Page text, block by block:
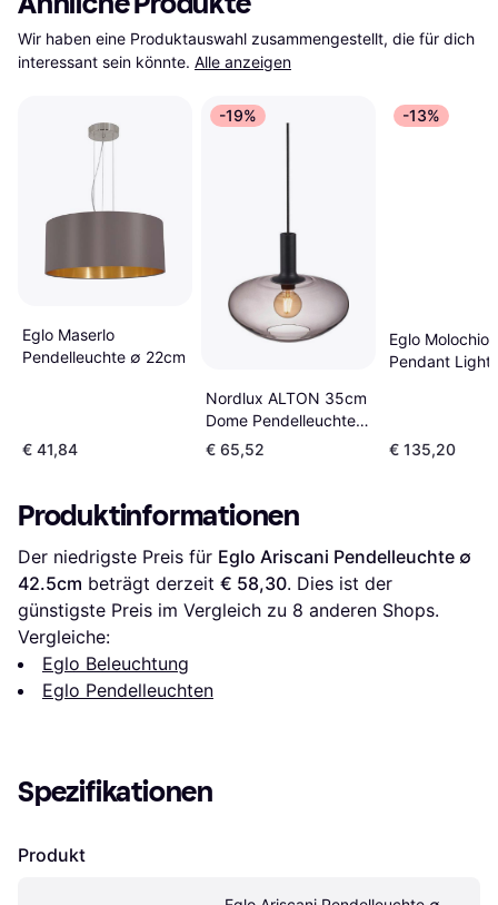
Wir haben eine Produktauswahl zusammengestellt, die für dich
interessant sein könnte. Alle anzeigen
Eglo Maserlo
Pendelleuchte ∅ 22cm
€ 41,84
-19%
Nordlux ALTON 35cm
Dome Pendelleuchte
∅ 35cm
€ 65,52
-13%
Eglo
Pendant Light
€ 135,20
Produktinformationen
Der niedrigste Preis für Eglo Ariscani Pendelleuchte ∅
42.5cm beträgt derzeit € 58,30. Dies ist der
günstigste Preis im Vergleich zu 8 anderen Shops.
Vergleiche:
Eglo Beleuchtung
Eglo Pendelleuchten
Spezifikationen
Produkt